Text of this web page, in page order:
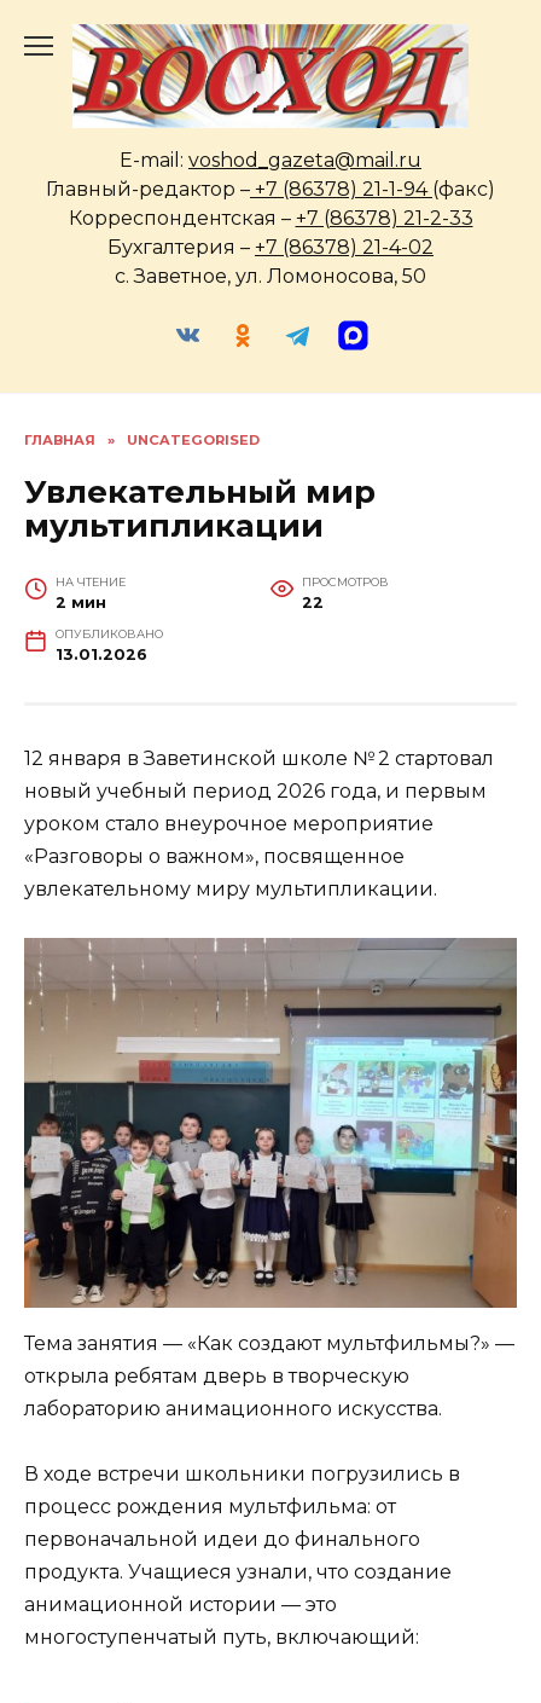
содержанию
E-mail: voshod_gazeta@mail.ru
Главный-редактор – +7 (86378) 21-1-94 (факс)
Корреспондентская – +7 (86378) 21-2-33
Бухгалтерия – +7 (86378) 21-4-02
с. Заветное, ул. Ломоносова, 50
ГЛАВНАЯ » UNCATEGORISED
Увлекательный мир
мультипликации
НА ЧТЕНИЕ
2 мин
ПРОСМОТРОВ
22
ОПУБЛИКОВАНО
13.01.2026
12 января в Заветинской школе № 2 стартовал
новый учебный период 2026 года, и первым
уроком стало внеурочное мероприятие
«Разговоры о важном», посвященное
увлекательному миру мультипликации.
Тема занятия — «Как создают мультфильмы?» —
открыла ребятам дверь в творческую
лабораторию анимационного искусства.
В ходе встречи школьники погрузились в
процесс рождения мультфильма: от
первоначальной идеи до финального
продукта. Учащиеся узнали, что создание
анимационной истории — это
многоступенчатый путь, включающий: